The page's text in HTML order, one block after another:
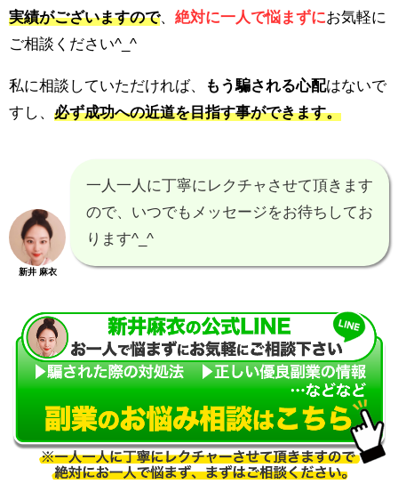
実績がございますので、 絶対に一人で悩まずにお気軽に
ご相談ください^_^
私に相談していただければ、 もう騙される心配はないで
すし、 必ず成功への近道を目指す事ができます。
新井 麻衣
一人一人に丁寧にレクチャさせて頂きます
ので、いつでもメッセージをお待ちしてお
ります^_^